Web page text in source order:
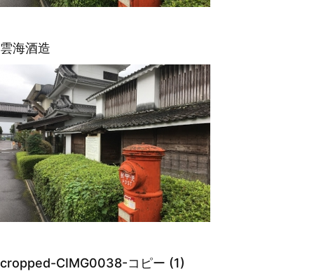
雲海酒造
cropped-CIMG0038-コピー (1)